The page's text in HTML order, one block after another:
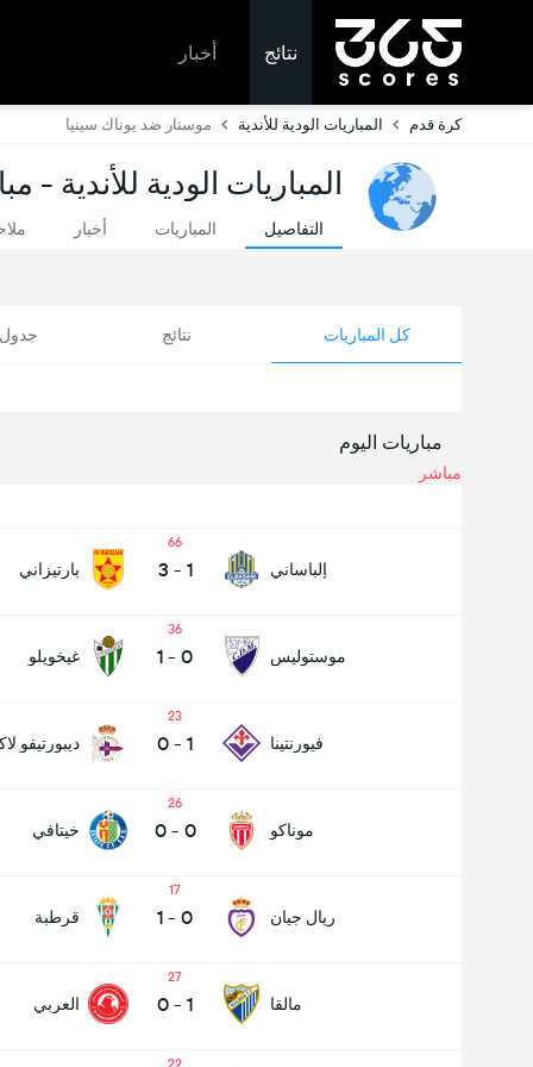
نتائج أخبار
كرة قدم المباريات الودية للأندية موستار ضد يوناك سينيا
المباريات الودية للأندية -
التفاصيل المباريات أخبار
كل المباريات نتائج جدول
مباريات اليوم
مباشر
إلباساني
66
1
-
3 بارتيزاني
موستوليس
36
0
-
1 غيخويلو
فيورنتينا
23
1
-
0 ديبورتيفو
موناكو
26
0
-
0 خيتافي
ريال جيان
17
0
-
1 قرطبة
مالقا
27
1
-
0 العربي
22